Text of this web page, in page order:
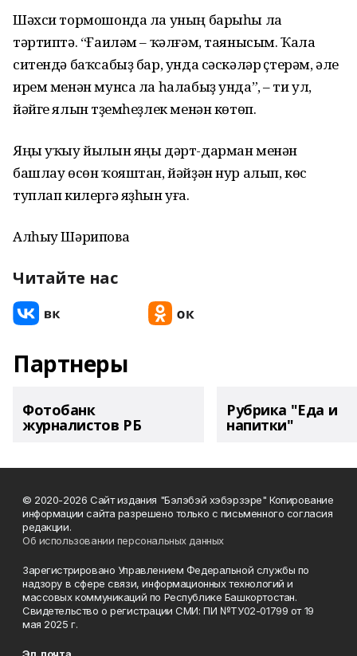
Шәхси тормошонда ла уның барыһы ла
тәртиптә. “Ғаиләм – ҡәлғәм, таянысым. Ҡала
ситендә баҡсабыҙ бар, унда сәскәләр үҫтерәм, әле
ирем менән мунса ла һалабыҙ унда”, – ти ул,
йәйге ялын түҙемһеҙлек менән көтөп.
Яңы уҡыу йылын яңы дәрт-дарман менән
башлау өсөн ҡояштан, йәйҙән нур алып, көс
туплап килергә яҙһын уға.
Алһыу Шәрипова
Читайте нас
Партнеры
Фотобанк
журналистов РБ
Рубрика "Еда и
напитки"
© 2020-2026 Сайт издания "Бэлэбэй хэбэрзэре" Копирование
информации сайта разрешено только с письменного согласия
редакции.
Об использовании персональных данных
Зарегистрировано Управлением Федеральной службы по
надзору в сфере связи, информационных технологий и
массовых коммуникаций по Республике Башкортостан.
Свидетельство о регистрации СМИ: ПИ №ТУ02-01799 от 19
мая 2025 г.